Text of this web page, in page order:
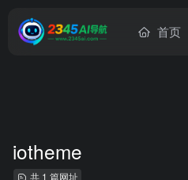
首页
iotheme
共 1 篇网址